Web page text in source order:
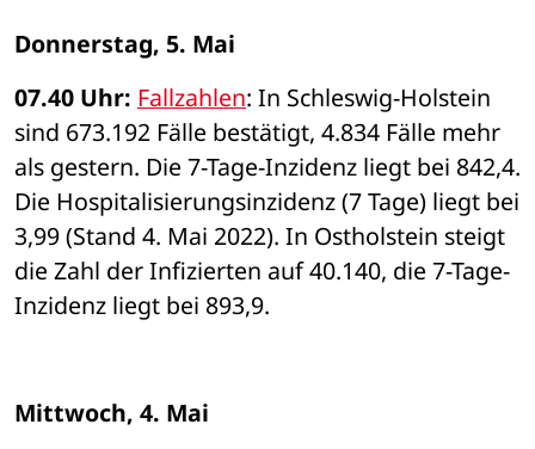
Donnerstag, 5. Mai
07.40 Uhr: Fallzahlen: In Schleswig-Holstein
sind 673.192 Fälle bestätigt, 4.834 Fälle mehr
als gestern. Die 7-Tage-Inzidenz liegt bei 842,4.
Die Hospitalisierungsinzidenz (7 Tage) liegt bei
3,99 (Stand 4. Mai 2022). In Ostholstein steigt
die Zahl der Infizierten auf 40.140, die 7-Tage-
Inzidenz liegt bei 893,9.
Mittwoch, 4. Mai